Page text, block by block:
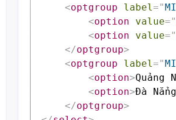
<optgroup label="
<option value="
<option value="
</optgroup>
<optgroup label="
<option>Quảng
<option>Đà Nẳng
</optgroup>